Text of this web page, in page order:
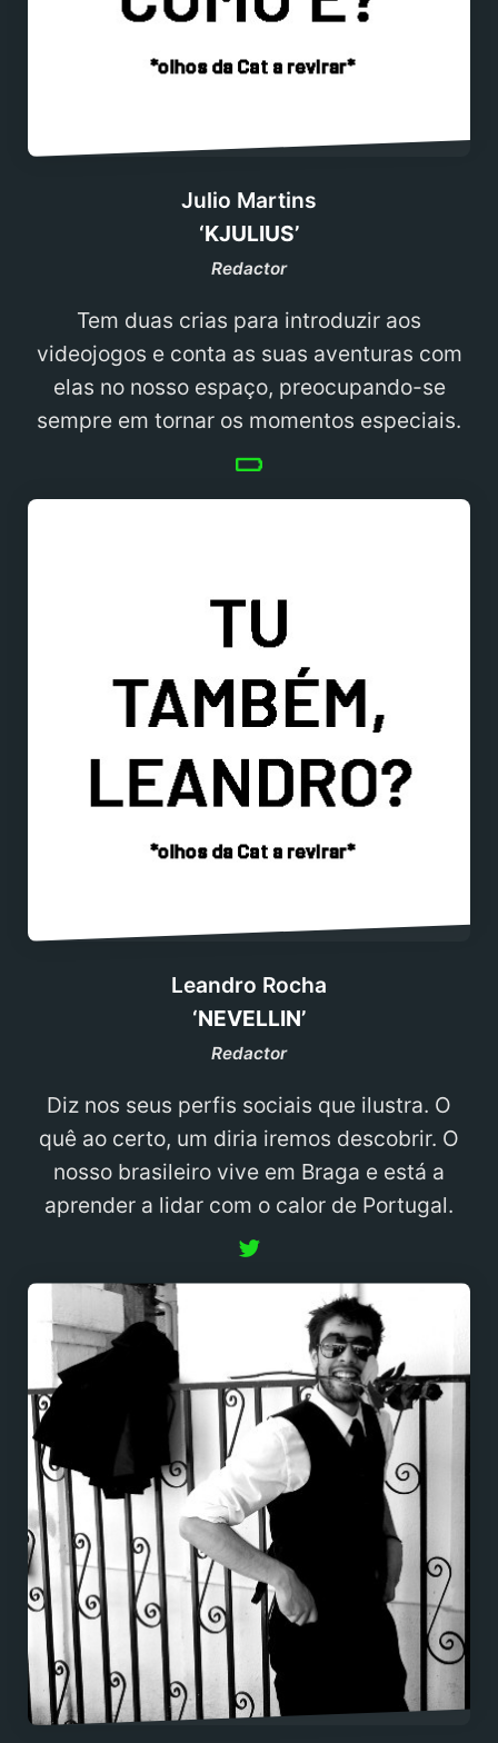
Julio Martins
‘KJULIUS’
Redactor
Tem duas crias para introduzir aos
videojogos e conta as suas aventuras com
elas no nosso espaço, preocupando-se
sempre em tornar os momentos especiais.
Leandro Rocha
‘NEVELLIN’
Redactor
Diz nos seus perfis sociais que ilustra. O
quê ao certo, um diria iremos descobrir. O
nosso brasileiro vive em Braga e está a
aprender a lidar com o calor de Portugal.